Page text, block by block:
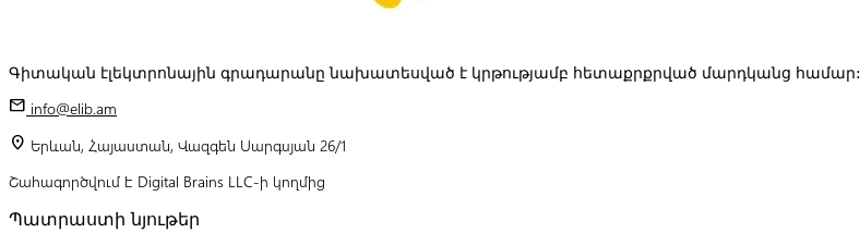
Գիտական էլեկտրոնային գրադարանը նախատեսված է կրթությամբ հետաքրքրված մարդկանց համար:
mail info@elib.am
location_on Երևան, Հայաստան, Վազգեն Սարգսյան 26/1
Շահագործվում է Digital Brains LLC-ի կողմից
Պատրաստի նյութեր